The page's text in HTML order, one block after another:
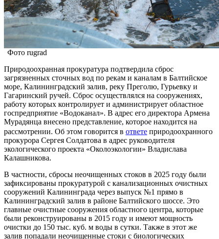
Фото rugrad
Природоохранная прокуратура подтвердила сброс
загрязненных сточных вод по рекам и каналам в Балтийское
море, Калининградский залив, реку Преголю, Гурьевку и
Гагаринский ручей. Сброс осуществлялся на сооружениях,
работу которых контролирует и администрирует областное
госпредприятие «Водоканал». В адрес его директора Армена
Мурадянца внесено представление, которое находится на
рассмотрении. Об этом говорится в ответе природоохранного
прокурора Сергея Солдатова в адрес руководителя
экологического проекта «Околоэкологии» Владислава
Калашникова.
В частности, сбросы неочищенных стоков в 2025 году были
зафиксированы прокуратурой с канализационных очистных
сооружений Калининграда через выпуск №1 прямо в
Калининградский залив в районе Балтийского шоссе. Это
главные очистные сооружения областного центра, которые
были реконструированы в 2015 году и имеют мощность
очистки до 150 тыс. куб. м воды в сутки. Также в этот же
залив попадали неочищенные стоки с биологических